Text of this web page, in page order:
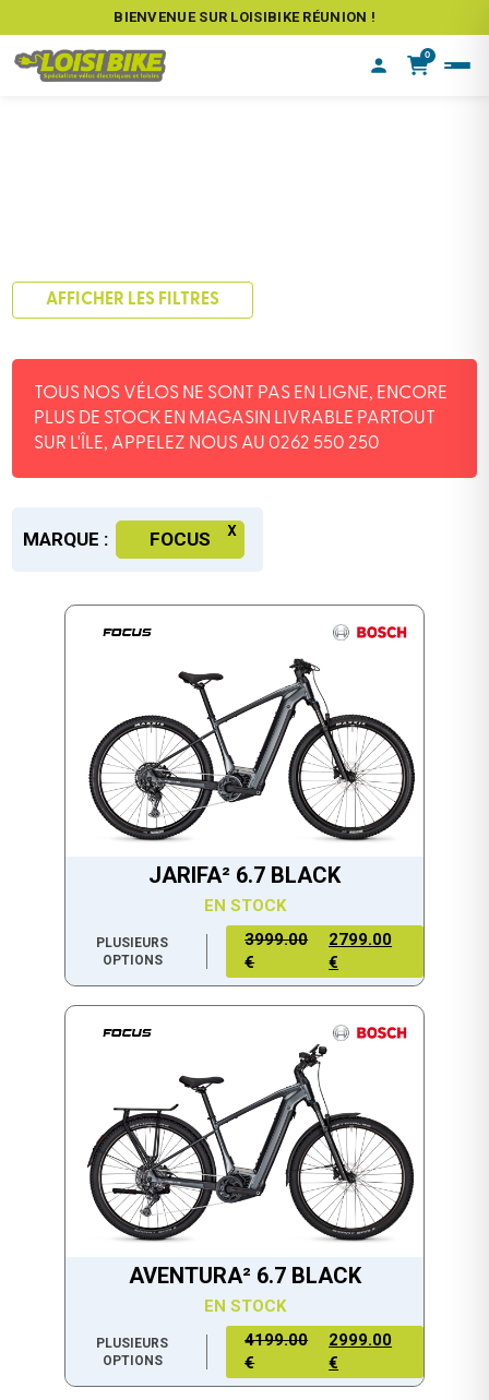
BIENVENUE SUR LOISIBIKE RÉUNION !
0
AFFICHER LES FILTRES
TOUS NOS VÉLOS NE SONT PAS EN LIGNE, ENCORE
PLUS DE STOCK EN MAGASIN LIVRABLE PARTOUT
SUR L'ÎLE, APPELEZ NOUS AU 0262 550 250
MARQUE : FOCUS
JARIFA² 6.7 BLACK
EN STOCK
PLUSIEURS
OPTIONS
3999.00
€
2799.00
€
AVENTURA² 6.7 BLACK
EN STOCK
PLUSIEURS
OPTIONS
4199.00
€
2999.00
€